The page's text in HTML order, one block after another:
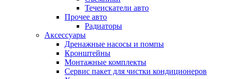
Течеискатели авто
Прочее авто
Радиаторы
Аксессуары
Дренажные насосы и помпы
Кронштейны
Монтажные комплекты
Сервис пакет для чистки кондиционеров